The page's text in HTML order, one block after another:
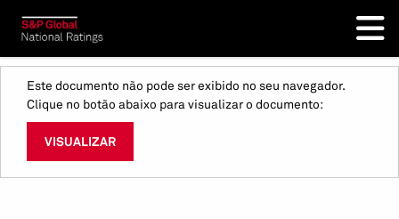
Este documento não pode ser exibido no seu navegador.
Clique no botão abaixo para visualizar o documento:
VISUALIZAR